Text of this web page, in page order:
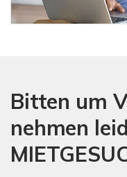
Bitten um
nehmen